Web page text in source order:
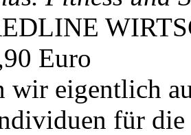
Euro
wir eigentlich
für die